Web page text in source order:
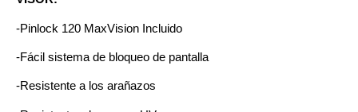
-Pinlock 120 MaxVision Incluido
-Fácil sistema de bloqueo de pantalla
-Resistente a los arañazos